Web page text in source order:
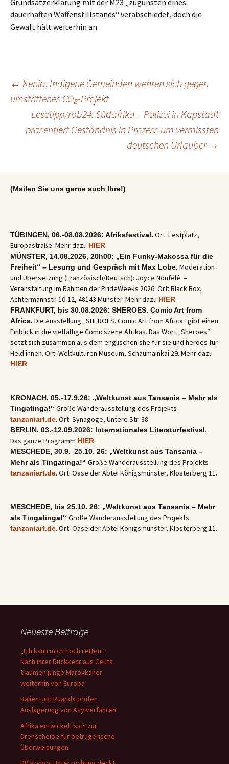
Grundsatzerklärung mit der M23 „zugunsten eines
dauerhaften Waffenstillstands“ verabschiedet, doch die
Gewalt hält weiterhin an.
Beitragsnavigation
← Kenia: Indigene Gemeinden wehren sich gegen
umstrittenes CO₂-Projekt
Lesetipp/rbb24: Südafrika – Polizei in Kapstadt
präsentiert Geständnis in Prozess um vermissten
deutschen Urlauber →
(Mailen Sie uns gerne auch Ihre!)
TÜBINGEN, 06.-08.08.2026: Afrikafestival. Ort: Festplatz,
Europastraße. Mehr dazu HIER.
MÜNSTER, 14.08.2026, 20h00: „Ein Funky-Makossa für die
Freiheit“ – Lesung und Gespräch mit Max Lobe. Moderation
und Übersetzung (Französisch/Deutsch): Joyce Noufélé. –
Veranstaltung im Rahmen der PrideWeeks 2026. Ort: Black Box,
Achtermannstr. 10-12, 48143 Münster. Mehr dazu HIER.
FRANKFURT, bis 30.08.2026: SHEROES. Comic Art from
Africa. Die Ausstellung „SHEROES. Comic Art from Africa“ gibt einen
Einblick in die vielfältige Comicszene Afrikas. Das Wort „Sheroes“
setzt sich zusammen aus dem englischen she für sie und heroes für
Held:innen. Ort: Weltkulturen Museum, Schaumainkai 29. Mehr dazu
HIER.
KRONACH, 05.-17.9.26: „Weltkunst aus Tansania – Mehr als
Tingatinga!“ Große Wanderausstellung des Projekts
tanzaniart.de. Ort: Synagoge, Untere Str. 38.
BERLIN, 03.-12.09.2026: Internationales Literaturfestival.
Das ganze Programm HIER.
MESCHEDE, 30.9.–25.10. 26: „Weltkunst aus Tansania –
Mehr als Tingatinga!“ Große Wanderausstellung des Projekts
tanzaniart.de. Ort: Oase der Abtei Königsmünster, Klosterberg 11.
MESCHEDE, bis 25.10. 26: „Weltkunst aus Tansania – Mehr
als Tingatinga!“ Große Wanderausstellung des Projekts
tanzaniart.de. Ort: Oase der Abtei Königsmünster, Klosterberg 11.
Neueste Beiträge
„Ich kann mich noch retten“:
Nach ihrer Rückkehr aus Ceuta
träumen junge Marokkaner
weiterhin von Europa
Italien und Ruanda prüfen
Auslagerung von Asylverfahren
Afrika entwickelt sich zur
Drehscheibe für betrügerische
Überweisungen